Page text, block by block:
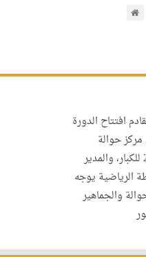
افتتاح الدورة
حوالة
الاجتماعي 2025 للكبار، والمدير
الرياضية يوجه
والجماهير